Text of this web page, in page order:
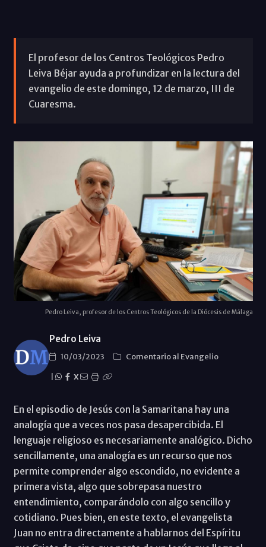
El profesor de los Centros Teológicos Pedro
Leiva Béjar ayuda a profundizar en la lectura del
evangelio de este domingo, 12 de marzo, III de
Cuaresma.
Pedro Leiva, profesor de los Centros Teológicos de la Diócesis de Málaga
Pedro Leiva
10/03/2023
Comentario al Evangelio
X
En el episodio de Jesús con la Samaritana hay una
analogía que a veces nos pasa desapercibida. El
lenguaje religioso es necesariamente analógico. Dicho
sencillamente, una analogía es un recurso que nos
permite comprender algo escondido, no evidente a
primera vista, algo que sobrepasa nuestro
entendimiento, comparándolo con algo sencillo y
cotidiano. Pues bien, en este texto, el evangelista
Juan no entra directamente a hablarnos del Espíritu